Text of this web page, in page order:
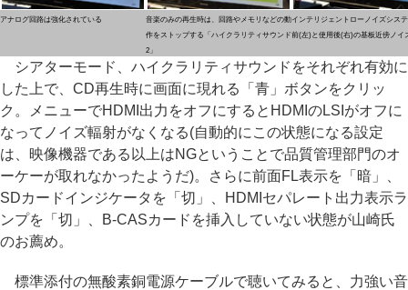
アナログ回路は強化されている
音楽のみの再生時は、回路やメモリなどの動
作をストップする「ハイクラリティサウンド
2」
インテリジェントローノイズシス
前(左)と使用後(右)の基板近傍ノイ
シアターモード、ハイクラリティサウンドをそれぞれ有効に
した上で、CD再生時に画面に現れる「青」ボタンをクリッ
ク。メニューでHDMI出力をオフにするとHDMIのLSIがオフに
なってノイズ輻射がなくなる(自動的にこの状態になる設定
は、映像機器である以上はNGということで品質管理部門のオ
ーケーが取れなかったようだ)。さらに前面FL表示を「暗」、
SDカードインジケータを「切」、HDMIセパレート出力表示ラ
ンプを「切」、B-CASカードを挿入していない状態が山崎氏
のお薦め。
標準添付の無酸素銅電源ケーブルで聴いてみると、力強い音